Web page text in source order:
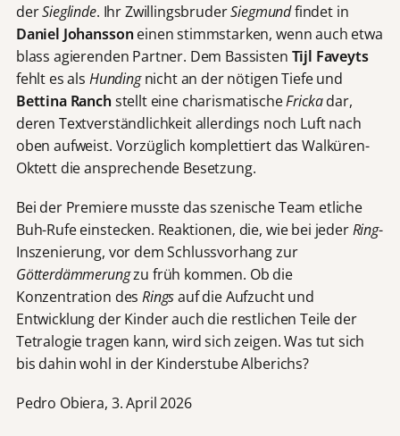
derSieglinde. Ihr ZwillingsbruderSiegmundfindet in
Daniel Johanssoneinen stimmstarken, wenn auch etwa
blass agierenden Partner. Dem Bassisten Tijl Faveyts
fehlt es als Hundingnicht an der nötigen Tiefe und
Bettina Ranchstellt eine charismatischeFrickadar,
deren Textverständlichkeit allerdings noch Luft nach
oben aufweist. Vorzüglich komplettiert das Walküren-
Oktett die ansprechende Besetzung.
Bei der Premiere musste das szenische Team etliche
Buh-Rufe einstecken. Reaktionen, die, wie bei jederRing-
Inszenierung, vor dem Schlussvorhang zur
Götterdämmerungzu früh kommen. Ob die
Konzentration desRingsauf die Aufzucht und
Entwicklung der Kinder auch die restlichen Teile der
Tetralogie tragen kann, wird sich zeigen. Was tut sich
bis dahin wohl in der Kinderstube Alberichs?
Pedro Obiera, 3. April 2026